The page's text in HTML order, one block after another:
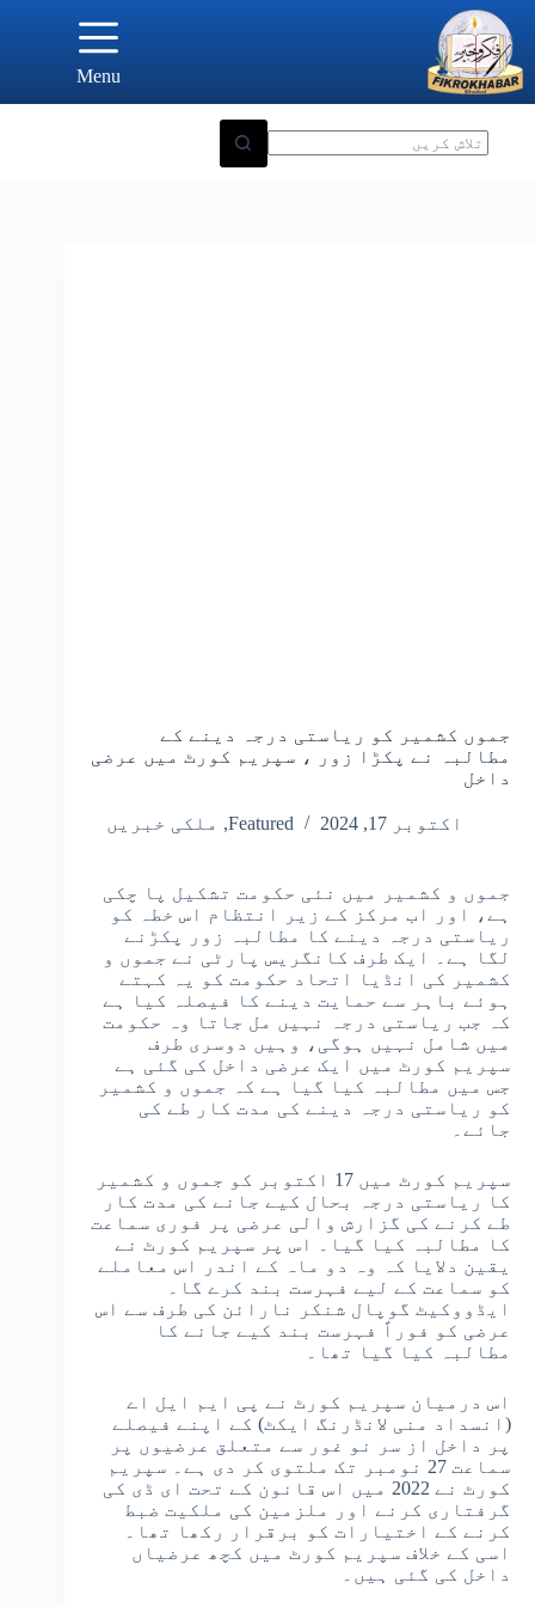
content
Menu
جموں کشمیر کو ریاستی درجہ دینے کے
مطالبہ نے پکڑا زور ، سپریم کورٹ میں عرضی
داخل
اکتوبر 17, 2024 Featured
, ملکی خبریں
جموں و کشمیر میں نئی حکومت تشکیل پا چکی
ہے، اور اب مرکز کے زیر انتظام اس خطہ کو
ریاستی درجہ دینے کا مطالبہ زور پکڑنے
لگا ہے۔ ایک طرف کانگریس پارٹی نے جموں و
کشمیر کی انڈیا اتحاد حکومت کو یہ کہتے
ہوئے باہر سے حمایت دینے کا فیصلہ کیا ہے
کہ جب ریاستی درجہ نہیں مل جاتا وہ حکومت
میں شامل نہیں ہوگی، وہیں دوسری طرف
سپریم کورٹ میں ایک عرضی داخل کی گئی ہے
جس میں مطالبہ کیا گیا ہے کہ جموں و کشمیر
کو ریاستی درجہ دینے کی مدت کار طے کی
جائے۔
سپریم کورٹ میں 17 اکتوبر کو جموں و کشمیر
کا ریاستی درجہ بحال کیے جانے کی مدت کار
طے کرنے کی گزارش والی عرضی پر فوری سماعت
کا مطالبہ کیا گیا۔ اس پر سپریم کورٹ نے
یقین دلایا کہ وہ دو ماہ کے اندر اس معاملے
کو سماعت کے لیے فہرست بند کرے گا۔
ایڈووکیٹ گوپال شنکر نارائن کی طرف سے اس
عرضی کو فوراً فہرست بند کیے جانے کا
مطالبہ کیا گیا تھا۔
اس درمیان سپریم کورٹ نے پی ایم ایل اے
(انسداد منی لانڈرنگ ایکٹ) کے اپنے فیصلے
پر داخل از سر نو غور سے متعلق عرضیوں پر
سماعت 27 نومبر تک ملتوی کر دی ہے۔ سپریم
کورٹ نے 2022 میں اس قانون کے تحت ای ڈی کی
گرفتاری کرنے اور ملزمین کی ملکیت ضبط
کرنے کے اختیارات کو برقرار رکھا تھا۔
اسی کے خلاف سپریم کورٹ میں کچھ عرضیاں
داخل کی گئی ہیں۔